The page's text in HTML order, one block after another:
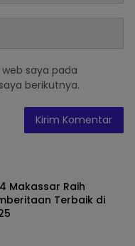
saya pada
berikutnya.
Makassar Raih
Terbaik di